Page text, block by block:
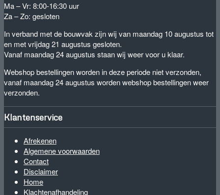
Ma – Vr: 8:00-16:30 uur
Za – Zo: gesloten
In verband met de bouwvak zijn wij van maandag 10 augustus tot
en met vrijdag 21 augustus gesloten.
Vanaf maandag 24 augustus staan wij weer voor u klaar.
Webshop bestellingen worden in deze periode niet verzonden,
vanaf maandag 24 augustus worden webshop bestellingen weer
verzonden.
Klantenservice
Afrekenen
Algemene voorwaarden
Contact
Disclaimer
Home
Klachtenafhandeling